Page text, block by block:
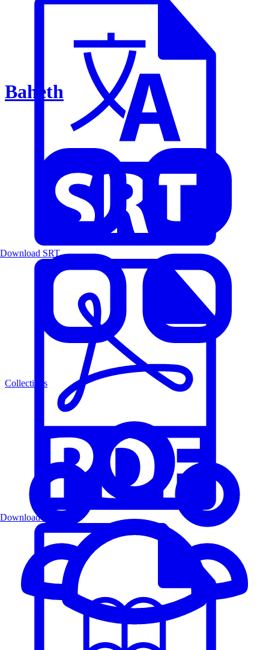
Baheth
Collections
Download SRT
Download PDF